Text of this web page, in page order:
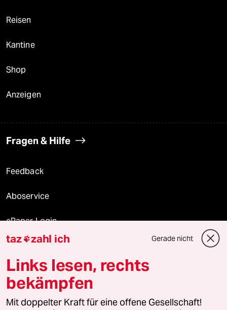
Reisen
Kantine
Shop
Anzeigen
Fragen & Hilfe
Feedback
Aboservice
ePaper Login
Downloads für Abonnierende
© 2026 taz Verlags und Vertriebs GmbH
Alle Rechte vorbehalten. Bei rechtlichen Fragen oder für Genehmigungen
taz zahl ich Gerade nicht
Links lesen, rechts
bekämpfen
Mit doppelter Kraft für eine offene Gesellschaft!